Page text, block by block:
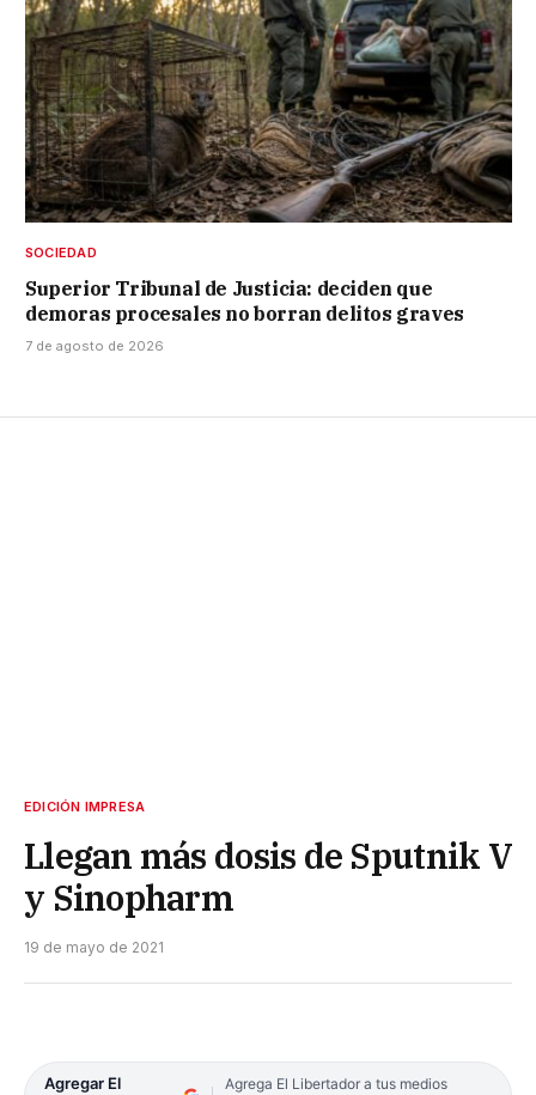
SOCIEDAD
Superior Tribunal de Justicia: deciden que
demoras procesales no borran delitos graves
7 de agosto de 2026
EDICIÓN IMPRESA
Llegan más dosis de Sputnik V
y Sinopharm
19 de mayo de 2021
Agregar El
Agrega El Libertador a tus medios